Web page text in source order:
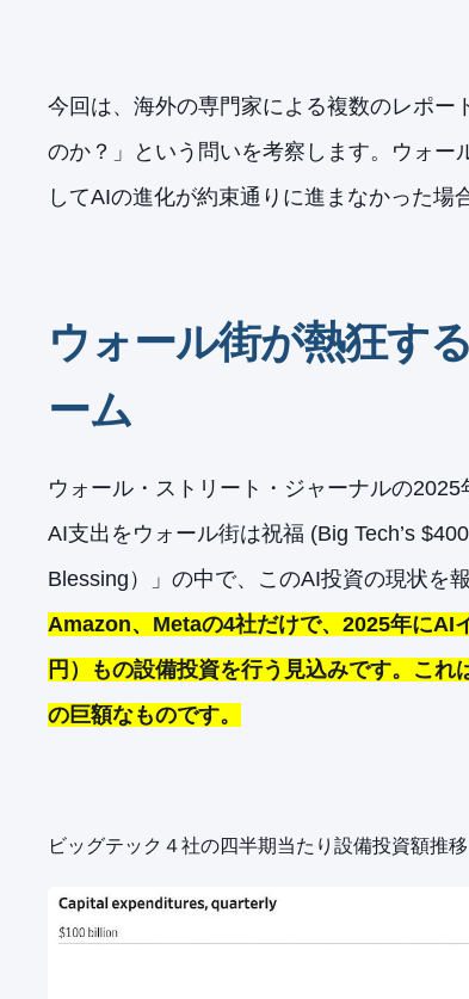
今回は、海外の専門家による複数のレポ
のか？」という問いを考察します。ウォ
してAIの進化が約束通りに進まなかった場
ウォール街が熱狂す
ーム
ウォール・ストリート・ジャーナルの
AI支出をウォール街は祝福 (Big Tech’s
Blessing）」の中で、このAI投資の現状を
Amazon、Metaの4社だけで、2025年にAI
円）もの設備投資を行う見込みです。こ
の巨額なものです。
ビッグテック４社の四半期当たり設備投資額